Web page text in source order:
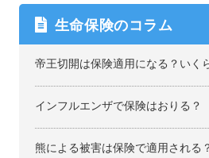
生命保険のコラム
帝王切開は保険適用になる？いく
インフルエンザで保険はおりる？
熊による被害は保険で適用される